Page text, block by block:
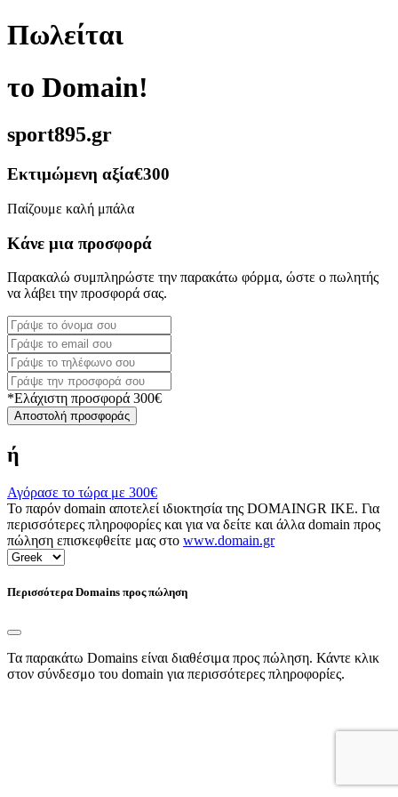
Πωλείται
το Domain!
sport895.gr
Εκτιμώμενη αξία€300
Παίζουμε καλή μπάλα
Κάνε μια προσφορά
Παρακαλώ συμπληρώστε την παρακάτω φόρμα, ώστε ο πωλητής
να λάβει την προσφορά σας.
*Ελάχιστη προσφορά 300€
Αποστολή προσφοράς
ή
Αγόρασε το τώρα με 300€
Το παρόν domain αποτελεί ιδιοκτησία της DOMAINGR ΙΚΕ. Για
περισσότερες πληροφορίες και για να δείτε και άλλα domain προς
πώληση επισκεφθείτε μας στο www.domain.gr
Περισσότερα Domains προς πώληση
Τα παρακάτω Domains είναι διαθέσιμα προς πώληση. Κάντε κλικ
στον σύνδεσμο του domain για περισσότερες πληροφορίες.